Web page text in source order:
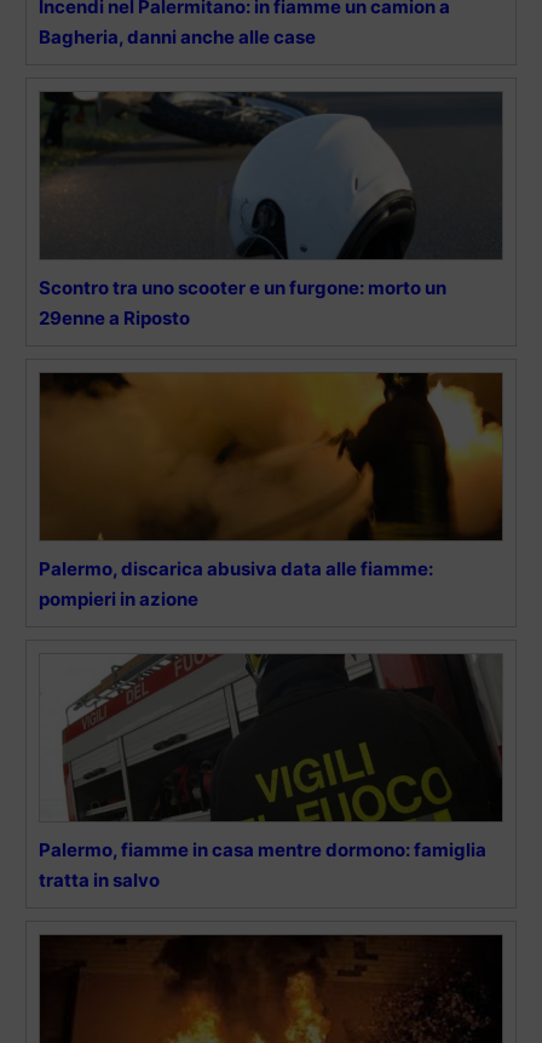
Incendi nel Palermitano: in fiamme un camion a
Bagheria, danni anche alle case
Scontro tra uno scooter e un furgone: morto un
29enne a Riposto
Palermo, discarica abusiva data alle fiamme:
pompieri in azione
Palermo, fiamme in casa mentre dormono: famiglia
tratta in salvo